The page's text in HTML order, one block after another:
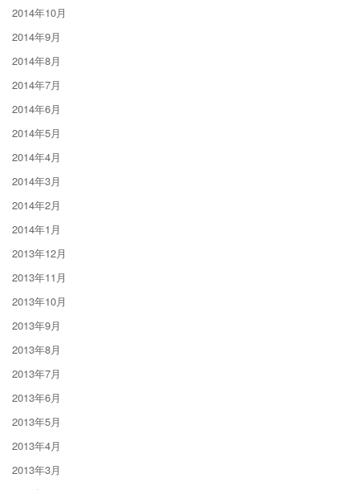
2014年10月
2014年9月
2014年8月
2014年7月
2014年6月
2014年5月
2014年4月
2014年3月
2014年2月
2014年1月
2013年12月
2013年11月
2013年10月
2013年9月
2013年8月
2013年7月
2013年6月
2013年5月
2013年4月
2013年3月